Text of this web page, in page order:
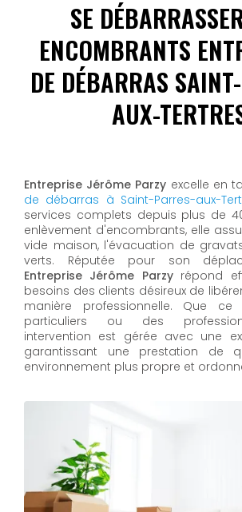
SE
ENCOMBRANTS
DE DÉBARRAS
AUX-
Entreprise Jérôme Parzy excelle en
de débarras à Saint-Parres-aux-
services complets depuis plus de
enlèvement d'encombrants, elle
vide maison, l'évacuation de
verts. Réputée pour son
Entreprise Jérôme Parzyrépond
besoins des clients désireux de
manière professionnelle. Que
particuliers ou des
intervention est gérée avec une
garantissant une prestation de
environnement plus propre et